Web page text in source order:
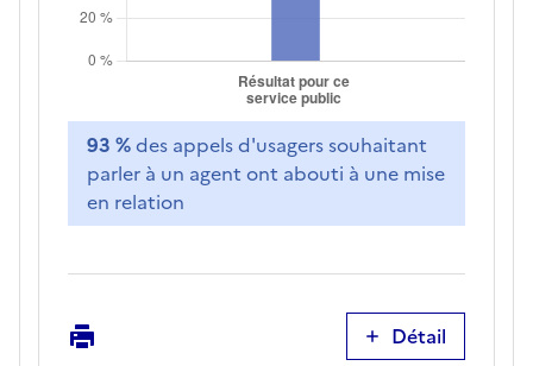
93 %des appels d'usagers souhaitant
parler à un agent ont abouti à une mise
en relation
Détail
Appels